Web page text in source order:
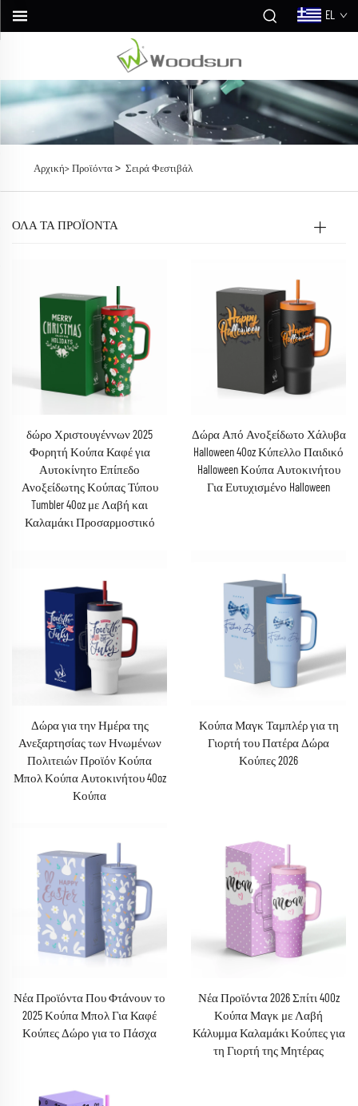
EL
Αρχική> Προϊόντα> Σειρά Φεστιβάλ
ΌΛΑ ΤΑ ΠΡΟΪΟΝΤΑ
δώρο Χριστουγέννων 2025
Φορητή Κούπα Καφέ για
Αυτοκίνητο Επίπεδο
Ανοξείδωτης Κούπας Τύπου
Tumbler 40oz με Λαβή και
Καλαμάκι Προσαρμοστικό
Δώρα Από Ανοξείδωτο Χάλυβα
Halloween 40oz Κύπελλο Παιδικό
Halloween Κούπα Αυτοκινήτου
Για Ευτυχισμένο Halloween
Δώρα για την Ημέρα της
Ανεξαρτησίας των Ηνωμένων
Πολιτειών Προϊόν Κούπα
Μπολ Κούπα Αυτοκινήτου 40oz
Κούπα
Κούπα Μαγκ Ταμπλέρ για τη
Γιορτή του Πατέρα Δώρα
Κούπες 2026
Νέα Προϊόντα Που Φτάνουν το
2025 Κούπα Μπολ Για Καφέ
Κούπες Δώρο για το Πάσχα
Νέα Προϊόντα 2026 Σπίτι 40Oz
Κούπα Μαγκ με Λαβή
Κάλυμμα Καλαμάκι Κούπες για
τη Γιορτή της Μητέρας